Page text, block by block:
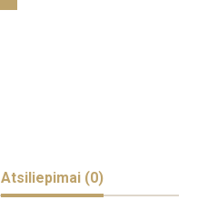
Atsiliepimai (0)